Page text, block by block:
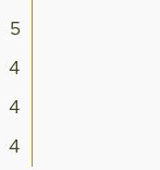
5
4
4
4